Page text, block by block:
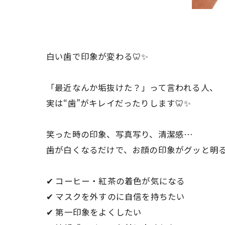
白い歯で印象が変わる🦷✨️
「最近なんか垢抜けた？」って言われる人、
実は“歯”がキレイだったりします🦷✨
笑った時の印象、写真写り、清潔感…
歯が白くなるだけで、お顔の印象がグッと明
✔ コーヒー・紅茶の着色が気になる
✔ マスクを外すのに自信を持ちたい
✔ 第一印象をよくしたい